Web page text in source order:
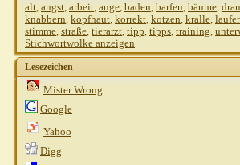
alt, angst, arbeit, auge, baden, barfen, bäume,
knabbern, kopfhaut, korrekt, kotzen, kralle,
stimme, straße, tierarzt, tipp, tipps, training,
Stichwortwolke anzeigen
Lesezeichen
Mister Wrong
Google
Yahoo
Digg